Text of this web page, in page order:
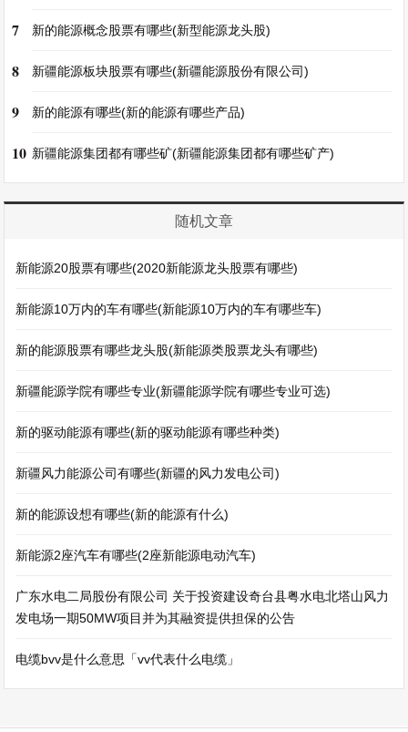
7 新的能源概念股票有哪些(新型能源龙头股)
8 新疆能源板块股票有哪些(新疆能源股份有限公司)
9 新的能源有哪些(新的能源有哪些产品)
10 新疆能源集团都有哪些矿(新疆能源集团都有哪些矿产)
随机文章
新能源20股票有哪些(2020新能源龙头股票有哪些)
新能源10万内的车有哪些(新能源10万内的车有哪些车)
新的能源股票有哪些龙头股(新能源类股票龙头有哪些)
新疆能源学院有哪些专业(新疆能源学院有哪些专业可选)
新的驱动能源有哪些(新的驱动能源有哪些种类)
新疆风力能源公司有哪些(新疆的风力发电公司)
新的能源设想有哪些(新的能源有什么)
新能源2座汽车有哪些(2座新能源电动汽车)
广东水电二局股份有限公司 关于投资建设奇台县粤水电北塔山风力
发电场一期50MW项目并为其融资提供担保的公告
电缆bvv是什么意思「vv代表什么电缆」